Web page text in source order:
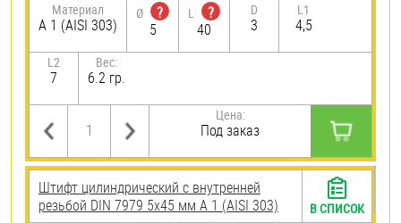
Материал
А 1 (AISI 303)
Ø
?
5
L
?
40
D
3
L1
4,5
L2
7
Вес:
6.2 гр.
Цена:
Под заказ
Штифт цилиндрический с внутренней
резьбой DIN 7979 5х45 мм А 1 (AISI 303)
В СПИСОК